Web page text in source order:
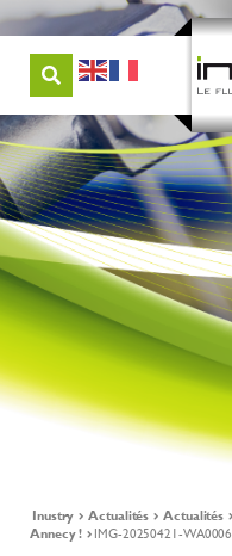
Inustry Actualités Actualités
Annecy !
IMG-20250421-WA0006